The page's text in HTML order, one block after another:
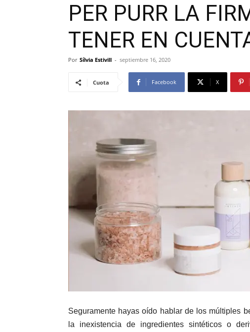
PER PURR LA
TENER EN
Por Sílvia Estivill - septiembre 16, 2020
Cuota Facebook X
Seguramente hayas oído hablar de los múltiples
la inexistencia de ingredientes sintéticos o